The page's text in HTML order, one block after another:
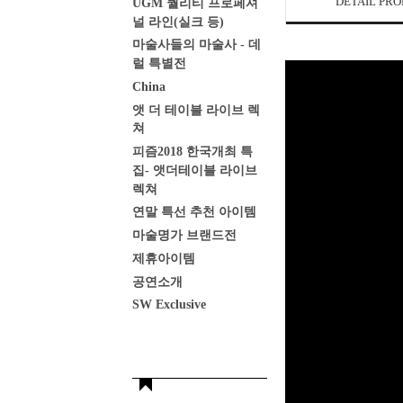
UGM 퀄리티 프로페셔
널 라인(실크 등)
마술사들의 마술사 - 데
럴 특별전
China
앳 더 테이블 라이브 렉
쳐
피즘2018 한국개최 특
집- 앳더테이블 라이브
렉쳐
연말 특선 추천 아이템
마술명가 브랜드전
제휴아이템
공연소개
SW Exclusive